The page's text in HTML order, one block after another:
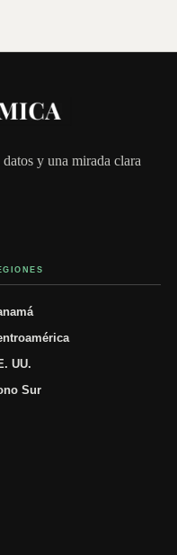
y una mirada clara
UU.
Sur